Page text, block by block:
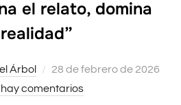
el relato, domina
Árbol
Publicado
el
28 de febrero de 2026
hay comentarios